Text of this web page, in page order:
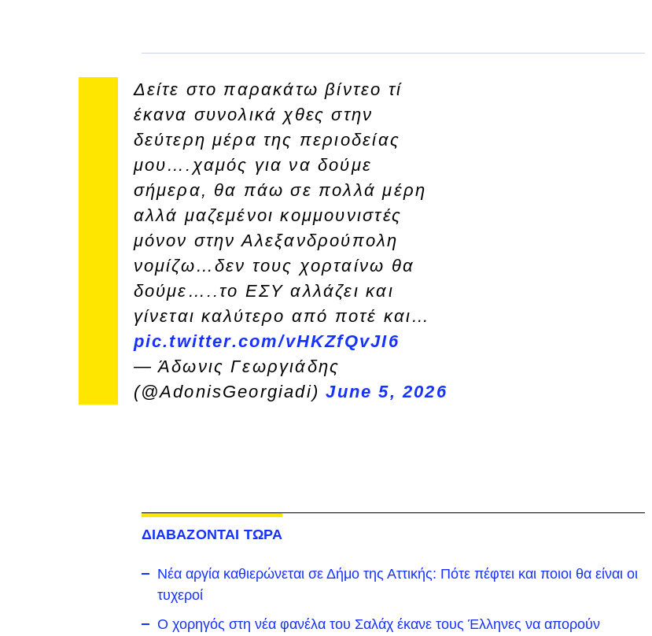
Δείτε στο παρακάτω βίντεο τί
έκανα συνολικά χθες στην
δεύτερη μέρα της περιοδείας
μου….χαμός για να δούμε
σήμερα, θα πάω σε πολλά μέρη
αλλά μαζεμένοι κομμουνιστές
μόνον στην Αλεξανδρούπολη
νομίζω…δεν τους χορταίνω θα
δούμε…..το ΕΣΥ αλλάζει και
γίνεται καλύτερο από ποτέ και…
pic.twitter.com/vHKZfQvJI6
— Άδωνις Γεωργιάδης
(@AdonisGeorgiadi)June 5, 2026
ΔΙΑΒΑΖΟΝΤΑΙ ΤΩΡΑ
Νέα αργία καθιερώνεται σε Δήμο της Αττικής: Πότε πέφτει και ποιοι θα είναι οι
τυχεροί
Ο χορηγός στη νέα φανέλα του Σαλάχ έκανε τους Έλληνες να απορούν